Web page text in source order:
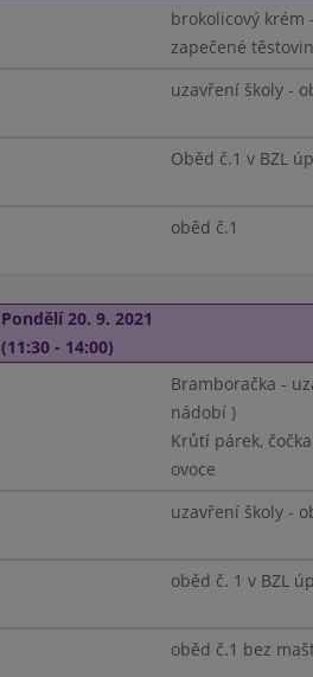
brokolicový krém
zapečené
uzavření školy -
Oběd č.1 v BZL
oběd č.1
Pondělí 20. 9. 2021
(11:30 - 14:00)
Bramboračka -
nádobí )
Krůtí párek,
ovoce
uzavření školy -
oběd č. 1 v BZL
oběd č.1 bez